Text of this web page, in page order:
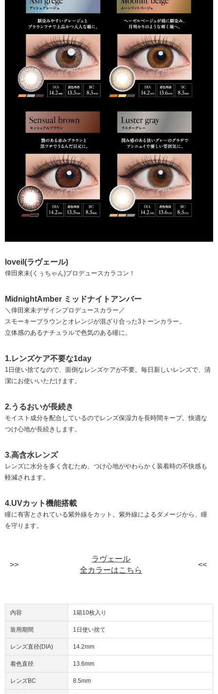
loveil(ラヴェール)
倖田來未(くぅちゃん)プロデュースカラコン！
MidnightAmber ミッドナイトアンバー
＼倖田來未デザインプロデュースカラー／
スモーキーブラウンとオレンジが混ざり合った3トーンカラー。
立体感のあるナチュラルで色気のある瞳に。
1.レンズケア不要な1day
1日使い捨てなので、面倒なレンズケアが不要。毎日新しいレンズで、清
潔にお使いいただけます。
2.うるおいが長続き
モイスト成分を配合しているのでレンズ保湿力を長時間キープ。快適な
つけ心地が長続きします。
3.高含水レンズ
レンズに水分を多く含むため、つけ心地がやわらかく装着時の不快感も
軽減されます。
4.UVカット機能搭載
瞳に有害とされている紫外線をカット。紫外線によるダメージから、瞳
を守ります。
ラヴェール
全カラーはこちら
内容 1箱10枚入り
装用期間 1日使い捨て
レンズ直径(DIA) 14.2mm
着色直径 13.6mm
レンズBC 8.5mm